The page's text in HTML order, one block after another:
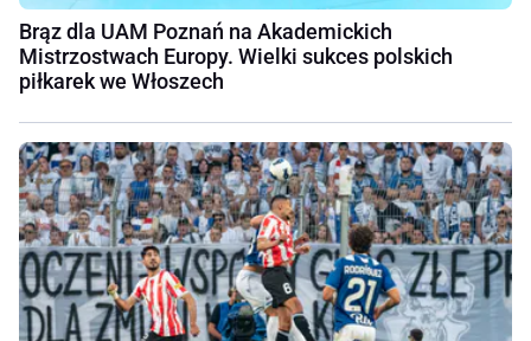
Brąz dla UAM Poznań na Akademickich
Mistrzostwach Europy. Wielki sukces polskich
piłkarek we Włoszech